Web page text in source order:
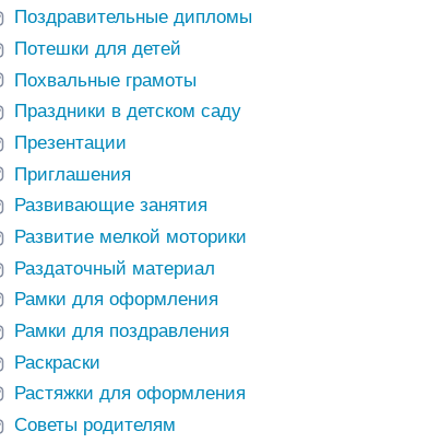
карта по
экологическому
воспитанию в
подготовительной
диагностической
старшей группе
Поздравительные дипломы
Потешки для детей
Похвальные грамоты
Праздники в детском саду
Презентации
Приглашения
Развивающие занятия
Развитие мелкой моторики
Раздаточный материал
Рамки для оформления
Рамки для поздравления
Раскраски
Растяжки для оформления
Советы родителям